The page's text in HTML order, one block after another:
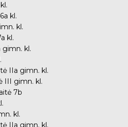
kl.
kl.
kl.
gimn. kl.
IIa gimn. kl.
III gimn. kl.
7b
kl.
IIa gimn. kl.